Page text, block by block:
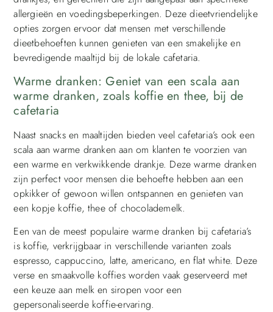
allergieën en voedingsbeperkingen. Deze dieetvriendelijke
opties zorgen ervoor dat mensen met verschillende
dieetbehoeften kunnen genieten van een smakelijke en
bevredigende maaltijd bij de lokale cafetaria.
Warme dranken: Geniet van een scala aan
warme dranken, zoals koffie en thee, bij de
cafetaria
Naast snacks en maaltijden bieden veel cafetaria’s ook een
scala aan warme dranken aan om klanten te voorzien van
een warme en verkwikkende drankje. Deze warme dranken
zijn perfect voor mensen die behoefte hebben aan een
opkikker of gewoon willen ontspannen en genieten van
een kopje koffie, thee of chocolademelk.
Een van de meest populaire warme dranken bij cafetaria’s
is koffie, verkrijgbaar in verschillende varianten zoals
espresso, cappuccino, latte, americano, en flat white. Deze
verse en smaakvolle koffies worden vaak geserveerd met
een keuze aan melk en siropen voor een
gepersonaliseerde koffie-ervaring.